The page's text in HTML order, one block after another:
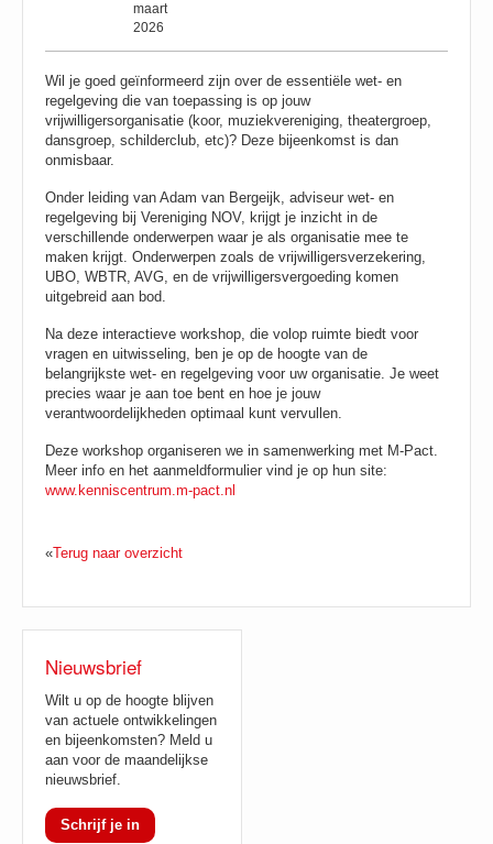
maart
2026
Wil je goed geïnformeerd zijn over de essentiële wet- en
regelgeving die van toepassing is op jouw
vrijwilligersorganisatie (koor, muziekvereniging, theatergroep,
dansgroep, schilderclub, etc)? Deze bijeenkomst is dan
onmisbaar.
Onder leiding van Adam van Bergeijk, adviseur wet- en
regelgeving bij Vereniging NOV, krijgt je inzicht in de
verschillende onderwerpen waar je als organisatie mee te
maken krijgt. Onderwerpen zoals de vrijwilligersverzekering,
UBO, WBTR, AVG, en de vrijwilligersvergoeding komen
uitgebreid aan bod.
Na deze interactieve workshop, die volop ruimte biedt voor
vragen en uitwisseling, ben je op de hoogte van de
belangrijkste wet- en regelgeving voor uw organisatie. Je weet
precies waar je aan toe bent en hoe je jouw
verantwoordelijkheden optimaal kunt vervullen.
Deze workshop organiseren we in samenwerking met M-Pact.
Meer info en het aanmeldformulier vind je op hun site:
www.kenniscentrum.m-pact.nl
«Terug naar overzicht
Nieuwsbrief
Wilt u op de hoogte blijven
van actuele ontwikkelingen
en bijeenkomsten? Meld u
aan voor de maandelijkse
nieuwsbrief.
Schrijf je in